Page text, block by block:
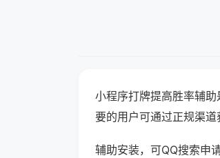
小程序打牌提高胜率辅
要的用户可通过正规渠道
辅助安装，可QQ搜索申